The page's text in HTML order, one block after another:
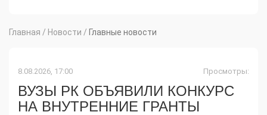
Главная / Новости / Главные новости
8.08.2026, 17:00 Просмотры:
ВУЗЫ РК ОБЪЯВИЛИ КОНКУРС
НА ВНУТРЕННИЕ ГРАНТЫ